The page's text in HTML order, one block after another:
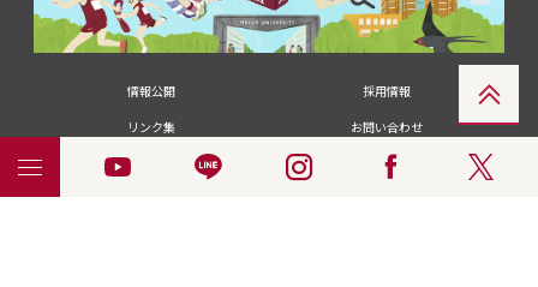
情報公開
採用情報
リンク集
お問い合わせ
メディアの皆さま
卒業生の皆さま